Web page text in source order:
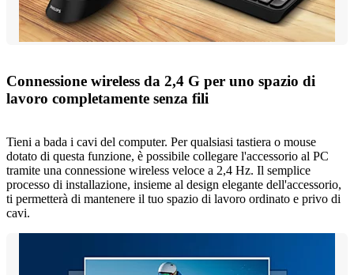
Connessione wireless da 2,4 G per uno spazio di
lavoro completamente senza fili
Tieni a bada i cavi del computer. Per qualsiasi tastiera o mouse
dotato di questa funzione, è possibile collegare l'accessorio al PC
tramite una connessione wireless veloce a 2,4 Hz. Il semplice
processo di installazione, insieme al design elegante dell'accessorio,
ti permetterà di mantenere il tuo spazio di lavoro ordinato e privo di
cavi.